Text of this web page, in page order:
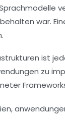
war.
ist
zu